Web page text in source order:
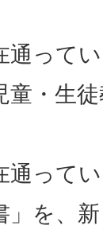
通って
童・生
通って
」を、